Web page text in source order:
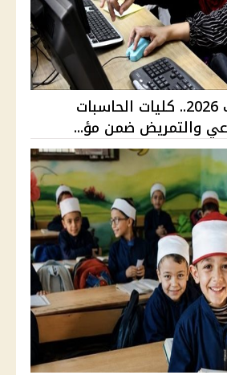
تنسيق الجامعات 2026.. كليات الحاسبات
والتمريض ضمن مؤ...